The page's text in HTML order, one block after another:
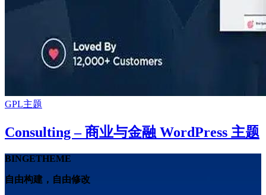
GPL主题
Consulting – 商业与金融 WordPress 主题
BINGETHEME
自由构建，自由修改